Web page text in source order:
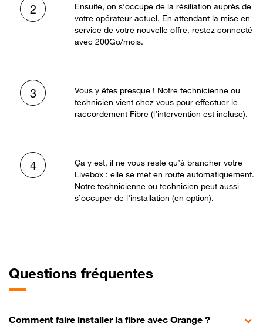
2
Ensuite, on s’occupe de la résiliation auprès de
votre opérateur actuel. En attendant la mise en
service de votre nouvelle offre, restez connecté
avec 200Go/mois.
3
Vous y êtes presque ! Notre technicienne ou
technicien vient chez vous pour effectuer le
raccordement Fibre (l’intervention est incluse).
4
Ça y est, il ne vous reste qu’à brancher votre
Livebox : elle se met en route automatiquement.
Notre technicienne ou technicien peut aussi
s’occuper de l’installation (en option).
Questions fréquentes
Comment faire installer la fibre avec Orange ?